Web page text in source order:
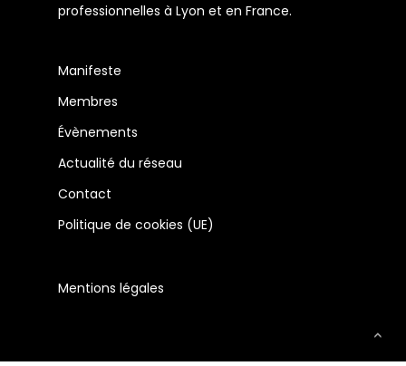
professionnelles à Lyon et en France.
Manifeste
Membres
Évènements
Actualité du réseau
Contact
Politique de cookies (UE)
Mentions légales